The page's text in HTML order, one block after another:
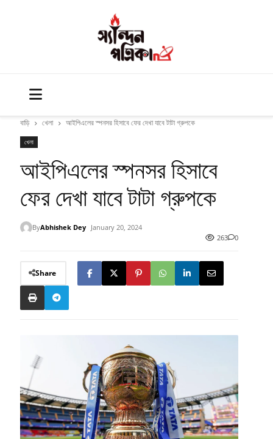
বাড়ি খেলা আইপিএলের স্পনসর হিসাবে ফের দেখা যাবে টাটা গ্রুপকে
খেলা
আইপিএলের স্পনসর হিসাবে
ফের দেখা যাবে টাটা গ্রুপকে
ByAbhishek Dey
January 20, 2024
263
0
Share